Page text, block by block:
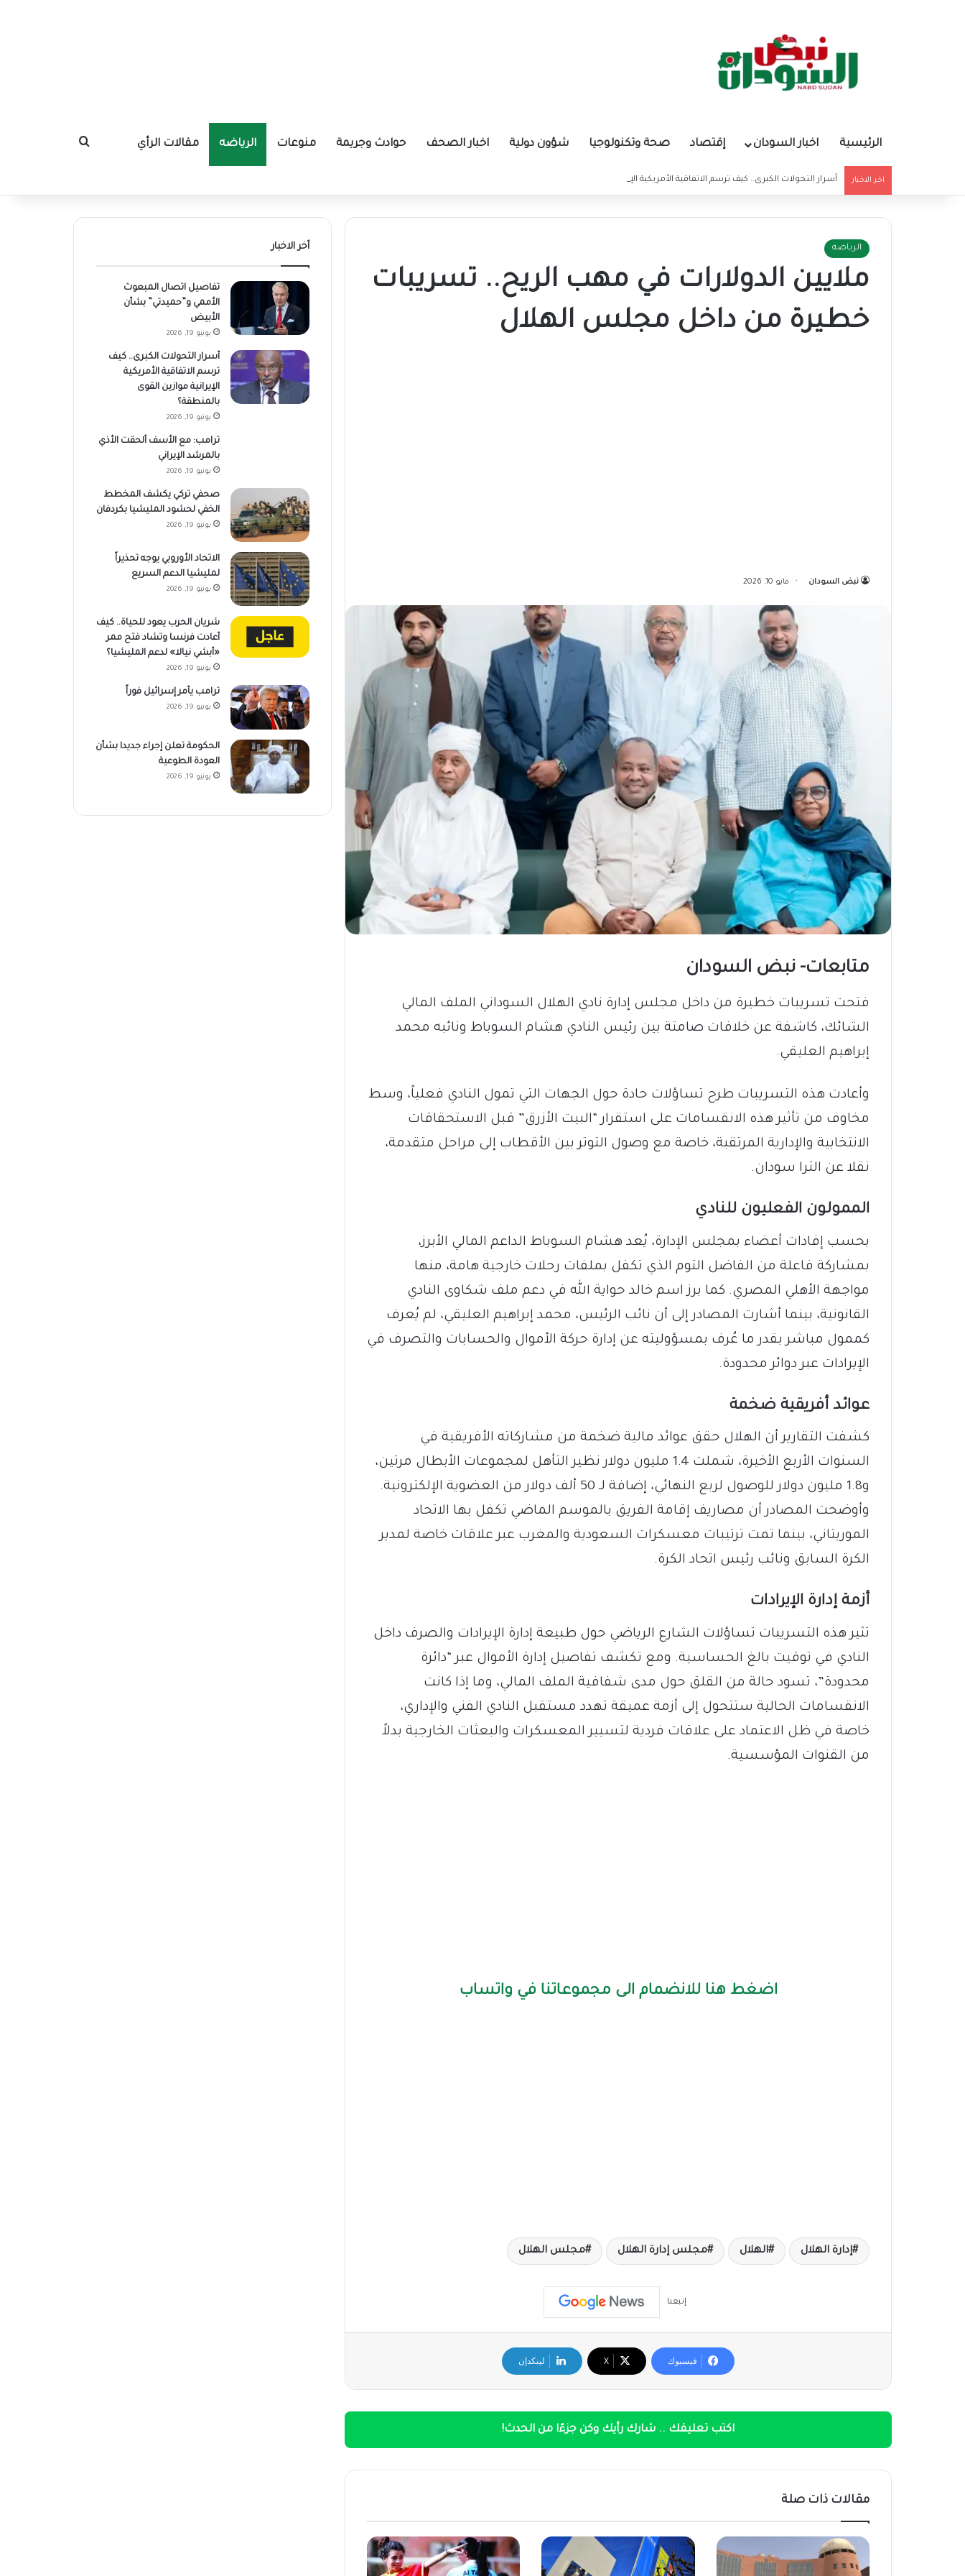
الرئيسية اخبار السودان إقتصاد صحة وتكنولوجيا شؤون دولية اخبار الصحف حوادث وجريمة منوعات الرياضه مقالات الرأي بحث عن
اخر الاخبار أسرار التحولات الكبرى.. كيف ترسم الاتفاقية الأمريكية الإيرانية موازين القوى بالمنطقة؟
الرياضه
ملايين الدولارات في مهب الريح.. تسريبات
خطيرة من داخل مجلس الهلال
نبض السودان مايو 10, 2026
متابعات- نبض السودان
فتحت تسريبات خطيرة من داخل مجلس إدارة نادي الهلال السوداني الملف المالي
الشائك، كاشفة عن خلافات صامتة بين رئيس النادي هشام السوباط ونائبه محمد
إبراهيم العليقي.
وأعادت هذه التسريبات طرح تساؤلات حادة حول الجهات التي تمول النادي فعلياً، وسط
مخاوف من تأثير هذه الانقسامات على استقرار “البيت الأزرق” قبل الاستحقاقات
الانتخابية والإدارية المرتقبة، خاصة مع وصول التوتر بين الأقطاب إلى مراحل متقدمة،
نقلا عن الترا سودان.
الممولون الفعليون للنادي
بحسب إفادات أعضاء بمجلس الإدارة، يُعد هشام السوباط الداعم المالي الأبرز،
بمشاركة فاعلة من الفاضل التوم الذي تكفل بملفات رحلات خارجية هامة، منها
مواجهة الأهلي المصري. كما برز اسم خالد حواية الله في دعم ملف شكاوى النادي
القانونية، بينما أشارت المصادر إلى أن نائب الرئيس، محمد إبراهيم العليقي، لم يُعرف
كممول مباشر بقدر ما عُرف بمسؤوليته عن إدارة حركة الأموال والحسابات والتصرف في
الإيرادات عبر دوائر محدودة.
عوائد أفريقية ضخمة
كشفت التقارير أن الهلال حقق عوائد مالية ضخمة من مشاركاته الأفريقية في
السنوات الأربع الأخيرة، شملت 1.4 مليون دولار نظير التأهل لمجموعات الأبطال مرتين،
و1.8 مليون دولار للوصول لربع النهائي، إضافة لـ 50 ألف دولار من العضوية الإلكترونية.
وأوضحت المصادر أن مصاريف إقامة الفريق بالموسم الماضي تكفل بها الاتحاد
الموريتاني، بينما تمت ترتيبات معسكرات السعودية والمغرب عبر علاقات خاصة لمدير
الكرة السابق ونائب رئيس اتحاد الكرة.
أزمة إدارة الإيرادات
تثير هذه التسريبات تساؤلات الشارع الرياضي حول طبيعة إدارة الإيرادات والصرف داخل
النادي في توقيت بالغ الحساسية. ومع تكشف تفاصيل إدارة الأموال عبر “دائرة
محدودة”، تسود حالة من القلق حول مدى شفافية الملف المالي، وما إذا كانت
الانقسامات الحالية ستتحول إلى أزمة عميقة تهدد مستقبل النادي الفني والإداري،
خاصة في ظل الاعتماد على علاقات فردية لتسيير المعسكرات والبعثات الخارجية بدلاً
من القنوات المؤسسية.
اضغط هنا للانضمام الى مجموعاتنا في واتساب
إدارة الهلال الهلال مجلس إدارة الهلال مجلس الهلال
إتبعنا
فيسبوك ‫X لينكدإن
اكتب تعليقك .. شارك رأيك وكن جزءًا من الحدث!
مقالات ذات صلة
أخر الاخبار
تفاصيل اتصال المبعوث
الأممي و”حميدتي” بشأن
الأبيض
يونيو 19, 2026
أسرار التحولات الكبرى.. كيف
ترسم الاتفاقية الأمريكية
الإيرانية موازين القوى
بالمنطقة؟
يونيو 19, 2026
ترامب: مع الأسف ألحقت الأذي
بالمرشد الإيراني
يونيو 19, 2026
صحفي تركي يكشف المخطط
الخفي لحشود المليشيا بكردفان
يونيو 19, 2026
الاتحاد الأوروبي يوجه تحذيراً
لمليشيا الدعم السريع
يونيو 19, 2026
شريان الحرب يعود للحياة.. كيف
أعادت فرنسا وتشاد فتح ممر
«أبشي نيالا» لدعم المليشيا؟
يونيو 19, 2026
ترامب يأمر إسرائيل فوراً
يونيو 19, 2026
الحكومة تعلن إجراء جديدا بشأن
العودة الطوعية
يونيو 19, 2026